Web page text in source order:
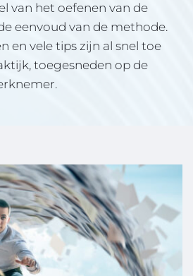
van het oefenen van de
eenvoud van de methode.
en vele tips zijn al snel toe
toegesneden op de